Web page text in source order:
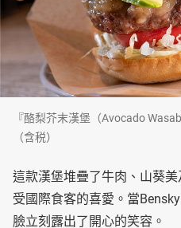
『酪梨芥末漢堡（Avocado
（含税）
這款漢堡堆疊了牛肉、山葵
受國際食客的喜愛。當
臉立刻露出了開心的笑容。